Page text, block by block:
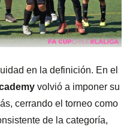
en la definición. En el
volvió a imponer su
cerrando el torneo como
de la categoría,